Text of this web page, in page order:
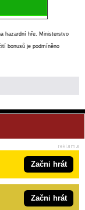
hazardní hře. Ministerstvo
bonusů je podmíněno
Začni hrát
Začni hrát